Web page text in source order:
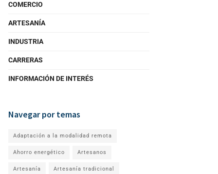
COMERCIO
ARTESANÍA
INDUSTRIA
CARRERAS
INFORMACIÓN DE INTERÉS
Navegar por temas
Adaptación a la modalidad remota
Ahorro energético Artesanos
Artesanía Artesanía tradicional